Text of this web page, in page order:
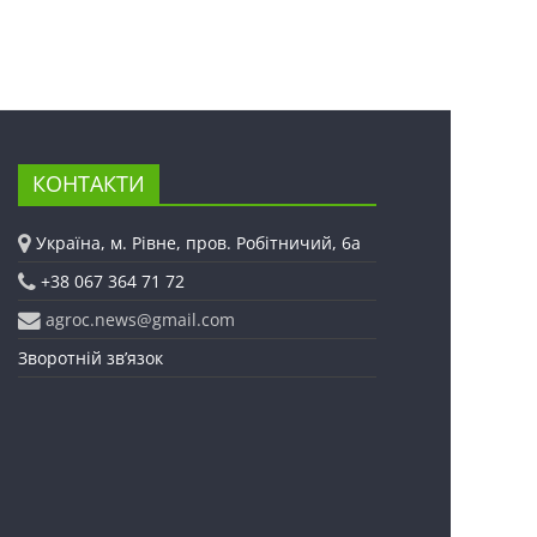
КОНТАКТИ
Україна, м. Рівне, пров. Робітничий, 6а
+38 067 364 71 72
agroc.news@gmail.com
Зворотній зв’язок